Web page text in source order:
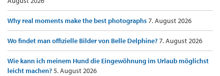
Why real moments make the best photographs7. August 2026
Wo findet man offizielle Bilder von Belle Delphine?7. August 2026
Wie kann ich meinem Hund die Eingewöhnung im Urlaub möglichst
leicht machen?5. August 2026